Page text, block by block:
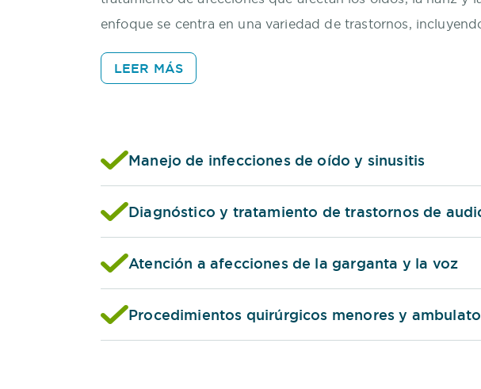
enfoque se centra en una variedad de trastornos,
oído, problemas de audición, sinusitis y trastornos de la
proporcionar un tratamiento integral que mejore la salud y
individuales de cada paciente, asegurando desde un
un seguimiento continuo que favorezca su recuperación y
de vida.
LEER MÁS
Manejo de infecciones de oído y sinusitis
Diagnóstico y tratamiento de trastornos de
Atención a afecciones de la garganta y la voz
Procedimientos quirúrgicos menores y